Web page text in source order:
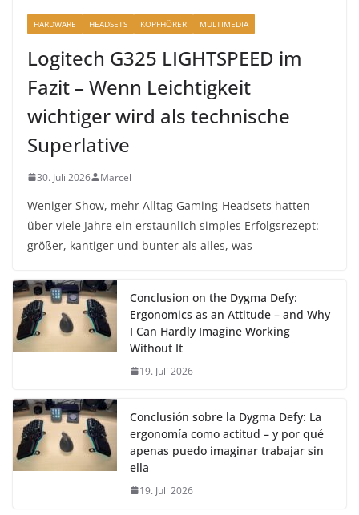
HARDWARE HEADSETS KOPFHÖRER MULTIMEDIA
Logitech G325 LIGHTSPEED im
Fazit – Wenn Leichtigkeit
wichtiger wird als technische
Superlative
30. Juli 2026 Marcel
Weniger Show, mehr Alltag Gaming-Headsets hatten
über viele Jahre ein erstaunlich simples Erfolgsrezept:
größer, kantiger und bunter als alles, was
Conclusion on the Dygma Defy:
Ergonomics as an Attitude – and Why
I Can Hardly Imagine Working
Without It
19. Juli 2026
Conclusión sobre la Dygma Defy: La
ergonomía como actitud – y por qué
apenas puedo imaginar trabajar sin
ella
19. Juli 2026